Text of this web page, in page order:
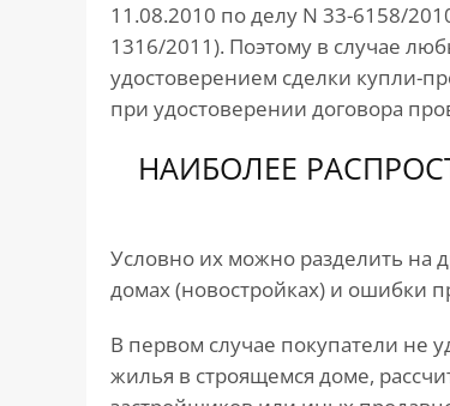
11.08.2010 по делу N 33-6158/
1316/2011). Поэтому в случае
удостоверением сделки купли-
при удостоверении договора
НАИБОЛЕЕ
Условно их можно разделить на
домах (новостройках) и ошибки
В первом случае покупатели не
жилья в строящемся доме,